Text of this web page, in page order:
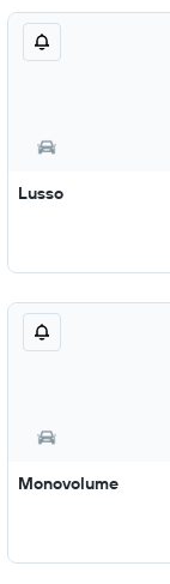
Lusso
Monovolume